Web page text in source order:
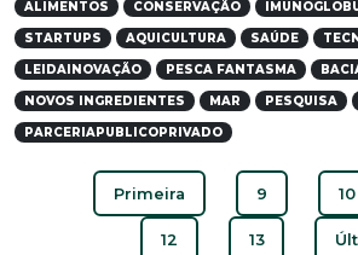
ALIMENTOS CONSERVAÇÃO
STARTUPS AQUICULTURA SAÚDE
LEIDAINOVAÇÃO PESCA FANTASMA
NOVOS INGREDIENTES MAR PESQUISA
PARCERIAPUBLICOPRIVADO
Primeira 9 10
12 13